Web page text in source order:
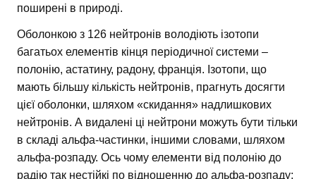
поширені в природі.
Оболонкою з 126 нейтронів володіють ізотопи
багатьох елементів кінця періодичної системи –
полонію, астатину, радону, франція. Ізотопи, що
мають більшу кількість нейтронів, прагнуть досягти
цієї оболонки, шляхом «скидання» надлишкових
нейтронів. А видалені ці нейтрони можуть бути тільки
в складі альфа-частинки, іншими словами, шляхом
альфа-розпаду. Ось чому елементи від полонію до
радію так нестійкі по відношенню до альфа-розпаду;